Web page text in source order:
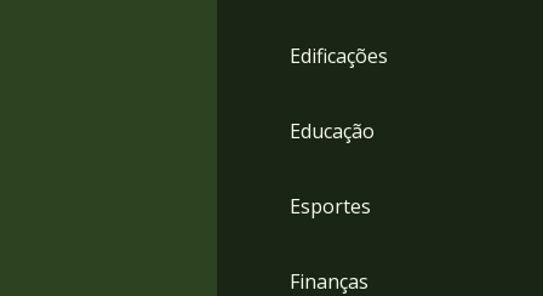
Edificações
Educação
Esportes
Finanças